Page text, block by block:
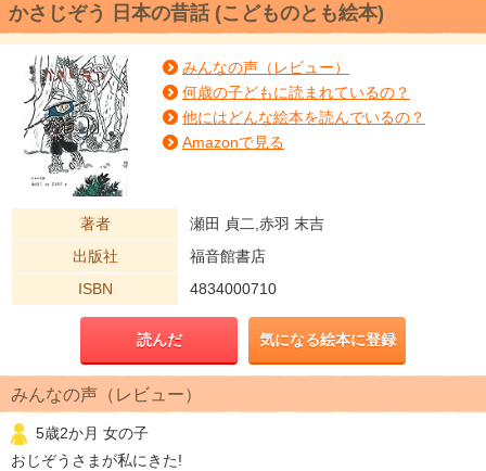
かさじぞう 日本の昔話 (こどものとも絵本)
みんなの声（レビュー）
何歳の子どもに読まれているの？
他にはどんな絵本を読んでいるの？
Amazonで見る
著者
瀬田 貞二,赤羽 末吉
出版社
福音館書店
ISBN
4834000710
読んだ 気になる絵本に登録
みんなの声（レビュー）
5歳2か月 女の子
おじぞうさまが私にきた!